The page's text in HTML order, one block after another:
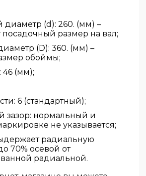
диаметр (d): 260. (мм) –
посадочный размер на вал;
(D): 360. (мм) –
обоймы;
(мм);
6 (стандартный);
зазор: нормальный и
не указывается;
радиальную
70% осевой от
радиальной.